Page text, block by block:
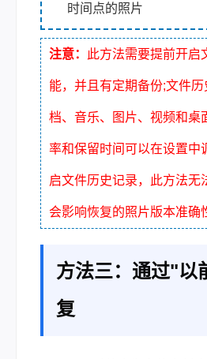
时间点的照片
注意： 此方法需要提前开启
能，并且有定期备份;文件
档、音乐、图片、视频和桌
率和保留时间可以在设置中
启文件历史记录，此方法无
会影响恢复的照片版本准确
方法三：通过"以
复